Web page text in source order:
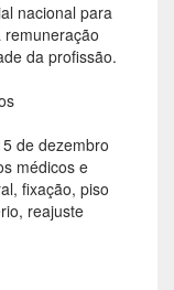
nacional para
da profissão.
de dezembro
médicos e
fixação, piso
reajuste